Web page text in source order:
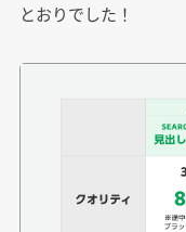
とおりでした！